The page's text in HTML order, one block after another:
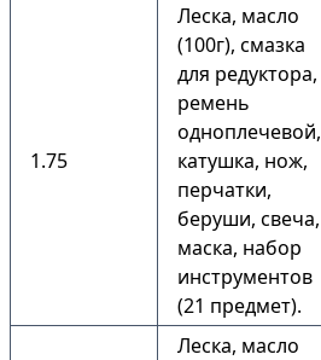
1.75
Леска, масло
(100г), смазка
для редуктора,
ремень
одноплечевой,
катушка, нож,
перчатки,
беруши, свеча,
маска, набор
инструментов
(21 предмет).
Леска, масло